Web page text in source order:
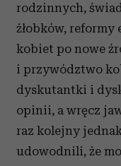
rodzinnych,
żłobków,
kobiet po nowe
i przywództwo
dyskutantki i
opinii, a wręcz
raz kolejny
udowodnili, że